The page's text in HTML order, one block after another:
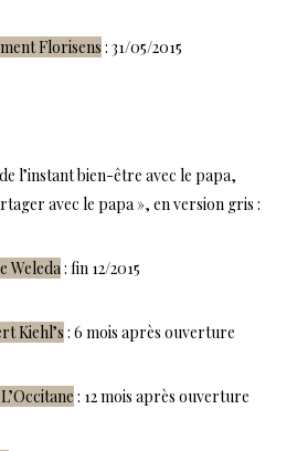
Florisens : 31/05/2015
l’instant bien-être avec le papa,
avec le papa », en version gris :
Weleda: fin 12/2015
Kiehl’s : 6 mois après ouverture
: 12 mois après ouverture